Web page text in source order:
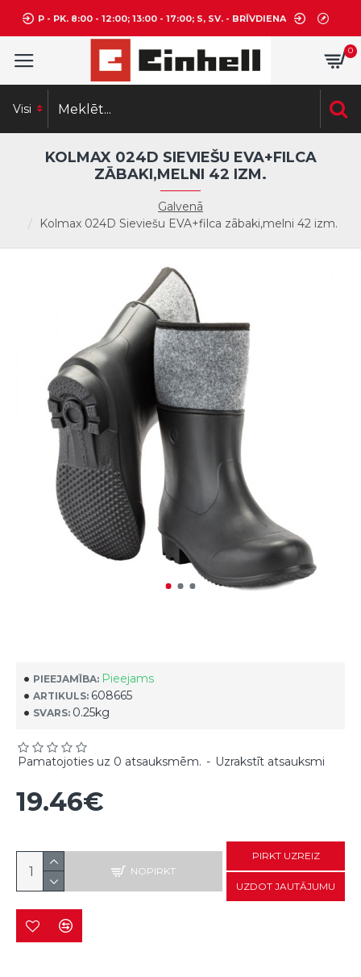
P - PK. 8:00 - 12:00; 13:00 - 17:00; S, SV. - BRĪVDIENA
0
Visi
Galvenā
Kolmax 024D Sieviešu EVA+filca zābaki,melni 42 izm.
KOLMAX 024D SIEVIEŠU EVA+FILCA
ZĀBAKI,MELNI 42 IZM.
PIEEJAMĪBA: Pieejams
ARTIKULS: 608665
SVARS: 0.25kg
Pamatojoties uz 0 atsauksmēm. - Uzrakstīt atsauksmi
19.46€
NOPIRKT
PIRKT UZREIZ
UZDOT JAUTĀJUMU